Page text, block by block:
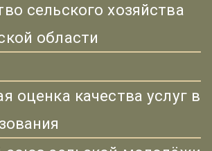
сельского хозяйства
области
оценка качества услуг в